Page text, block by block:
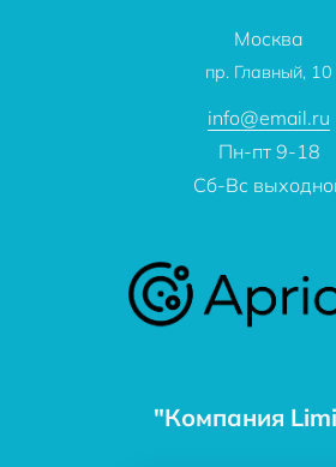
"Компания
Москва
пр. Главный, 10
info@email.ru
Пн-пт 9-18
Сб-Вс